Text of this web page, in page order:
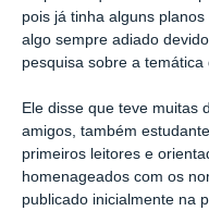
pois já tinha alguns
algo sempre adiado
pesquisa sobre a temática
Ele disse que teve muitas
amigos, também
primeiros leitores e
homenageados com os
publicado inicialmente na